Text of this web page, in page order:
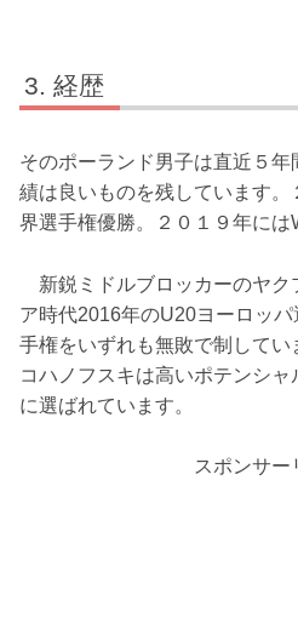
経歴
そのポーランド男子は直近５
績は良いものを残しています
界選手権優勝。２０１９年には
新鋭ミドルブロッカーのヤク
ア時代2016年のU20ヨーロッ
手権をいずれも無敗で制してい
コハノフスキは高いポテンシ
に選ばれています。
スポンサー